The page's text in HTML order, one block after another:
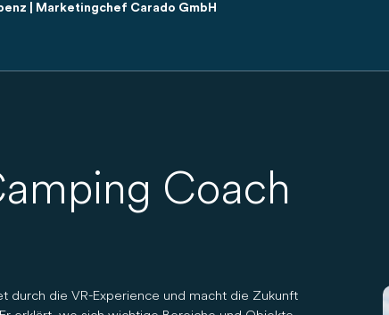
| Marketingchef Carado GmbH
Coach
durch die VR-Experience und macht die Zukunft